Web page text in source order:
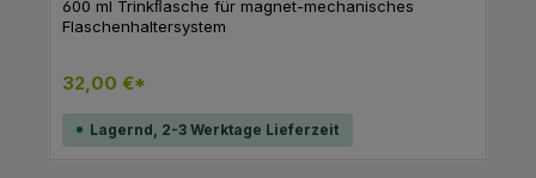
wenn das Bike schon mit der TWIST bike base oder
TWIST uni base ausgestattet ist.- 590 ml
Membran und optionaler Schmutzkappe-
Spülmaschinengeeignet- BPA-freies Polyethylen-
Kompatibel mit allen TWIST basesMaßeBreite:
68mmHöhe: 208mmLänge: 81mmGewicht: 0.129 kg
600 ml Trinkﬂasche für magnet-mechanisches
Flaschenhaltersystem
32,00 €*
Lagernd, 2-3 Werktage Lieferzeit